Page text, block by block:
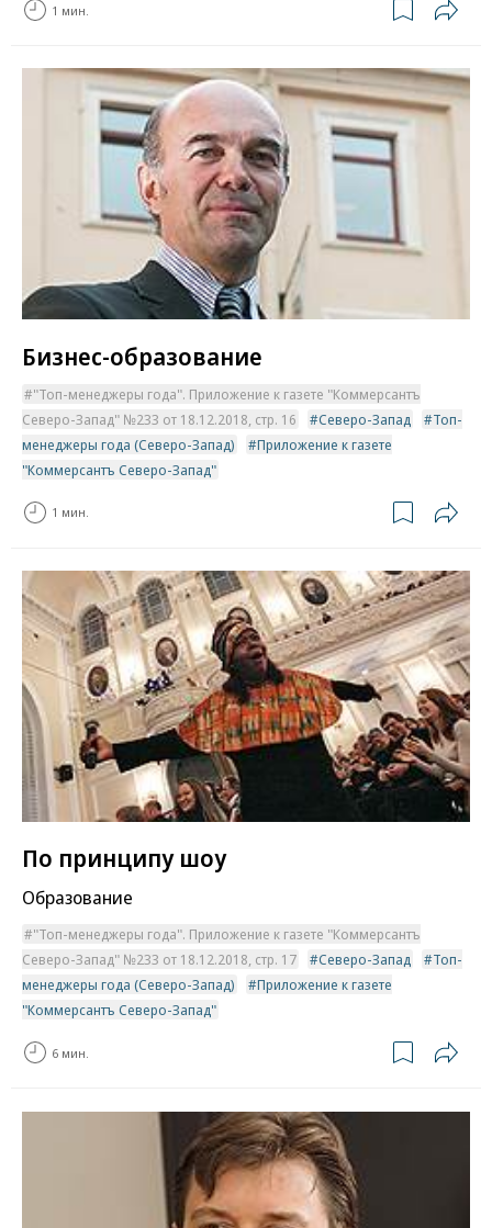
1 мин.
Бизнес-образование
"Топ-менеджеры года". Приложение к газете "Коммерсантъ
Северо-Запад" №233 от 18.12.2018, стр. 16
Северо-Запад
Топ-
менеджеры года (Северо-Запад)
Приложение к газете
"Коммерсантъ Северо-Запад"
1 мин.
По принципу шоу
Образование
"Топ-менеджеры года". Приложение к газете "Коммерсантъ
Северо-Запад" №233 от 18.12.2018, стр. 17
Северо-Запад
Топ-
менеджеры года (Северо-Запад)
Приложение к газете
"Коммерсантъ Северо-Запад"
6 мин.